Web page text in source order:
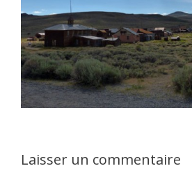
Laisser un commentaire